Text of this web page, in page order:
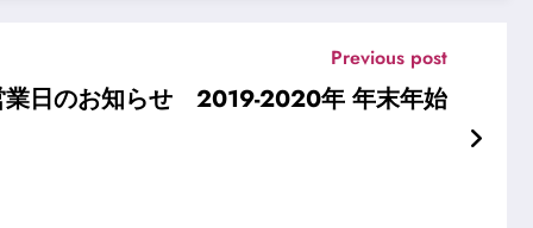
Previous post
業日のお知らせ 2019-2020年 年末年始